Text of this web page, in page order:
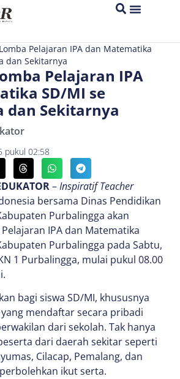
Pelajaran IPA dan Matematika
dan Sekitarnya
Pelajaran IPA
SD/MI se
dan Sekitarnya
pukul 02:58
–Inspiratif Teacher
bersama Dinas Pendidikan
Purbalingga akan
IPA dan Matematika
Purbalingga pada Sabtu,
1 Purbalingga, mulai pukul 08.00
bagi siswa SD/MI, khususnya
yang mendaftar secara pribadi
dari sekolah. Tak hanya
dari daerah sekitar seperti
Cilacap, Pemalang, dan
ikut serta.